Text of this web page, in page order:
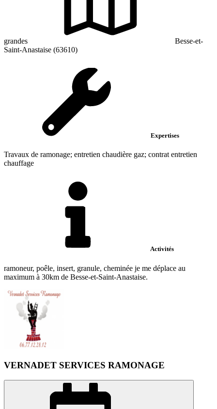
grandes
Besse-et-
Saint-Anastaise (63610)
Expertises
Travaux de ramonage; entretien chaudière gaz; contrat entretien
chauffage
Activités
ramoneur, poêle, insert, granule, cheminée je me déplace au
maximum à 30km de Besse-et-Saint-Anastaise.
VERNADET SERVICES RAMONAGE